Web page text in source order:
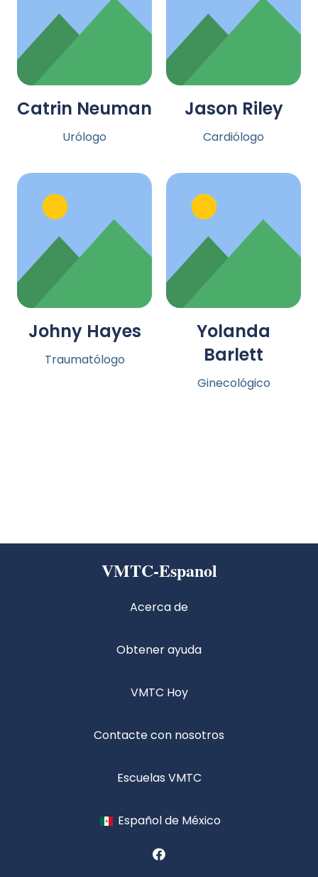
Catrin Neuman
Urólogo
Jason Riley
Cardiólogo
Johny Hayes
Traumatólogo
Yolanda
Barlett
Ginecológico
VMTC-Espanol
Acerca de
Obtener ayuda
VMTC Hoy
Contacte con nosotros
Escuelas VMTC
Español de México